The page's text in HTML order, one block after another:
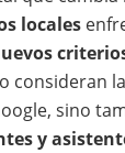
locales
consideran
sino
y